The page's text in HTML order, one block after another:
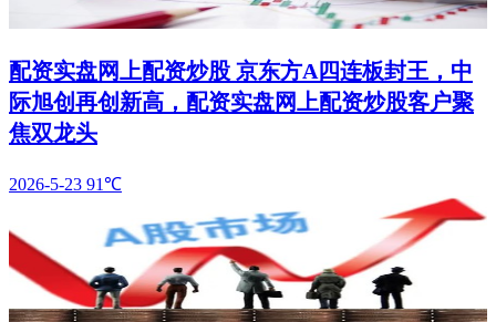
配资实盘网上配资炒股 京东方A四连板封王，中
际旭创再创新高，配资实盘网上配资炒股客户聚
焦双龙头
2026-5-23 91℃